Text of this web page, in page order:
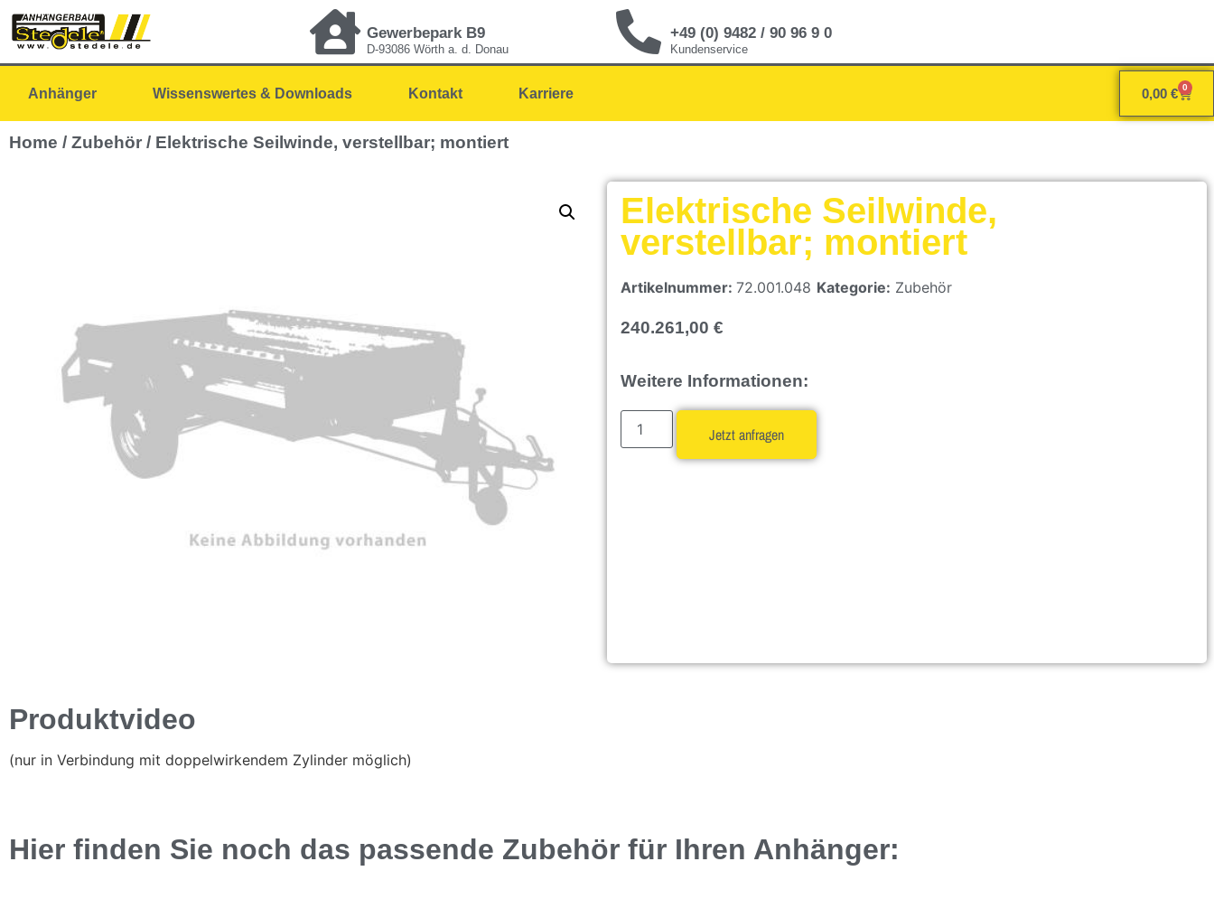
Gewerbepark B9
D-93086 Wörth a. d. Donau
+49 (0) 9482 / 90 96 9 0
Kundenservice
Anhänger Wissenswertes & Downloads Kontakt Karriere 0,00 € 0
Home / Zubehör / Elektrische Seilwinde, verstellbar; montiert
Elektrische Seilwinde,
verstellbar; montiert
Artikelnummer: 72.001.048 Kategorie: Zubehör
240.261,00 €
Weitere Informationen:
Jetzt anfragen
Produktvideo
(nur in Verbindung mit doppelwirkendem Zylinder möglich)
Hier finden Sie noch das passende Zubehör für Ihren Anhänger: